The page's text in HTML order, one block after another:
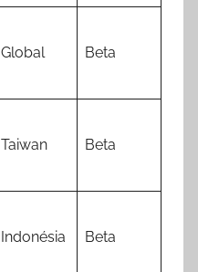
Global Beta
Taiwan Beta
Indonésia Beta